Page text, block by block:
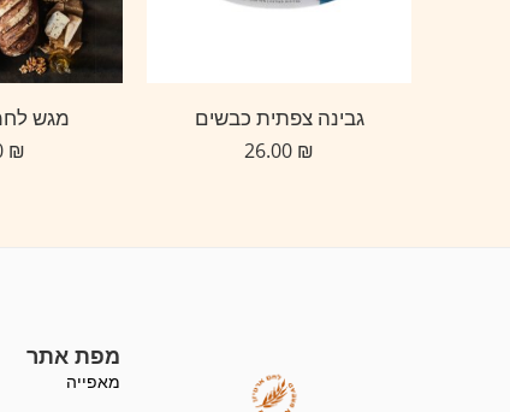
גבינה צפתית כבשים
₪
מגש
₪
מפת אתר
מאפייה